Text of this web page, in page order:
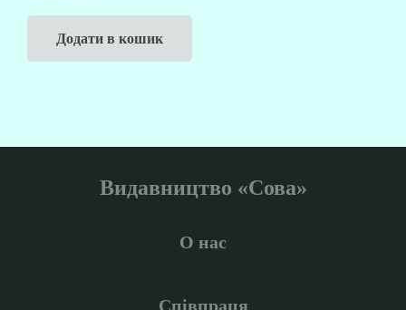
Додати в кошик
Видавництво «Сова»
О нас
Співпраця